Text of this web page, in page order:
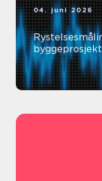
04. juni 2026
Rystelsesmåling